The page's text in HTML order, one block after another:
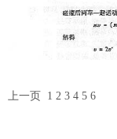
上一页 1 2 3 4 56